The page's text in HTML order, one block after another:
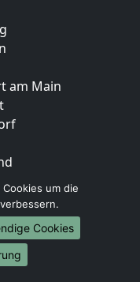
am Main
um die
Cookies